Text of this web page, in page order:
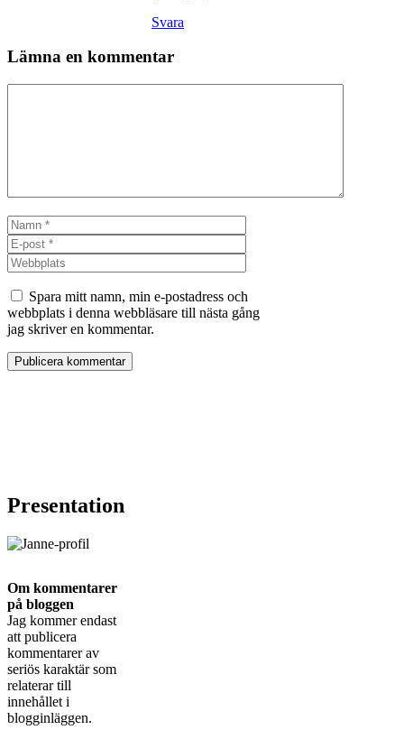
Svara
Lämna en kommentar
Namn
post
Spara mitt namn, min e-postadress och
webbplats i denna webbläsare till nästa gång
jag skriver en kommentar.
Presentation
Om kommentarer
på bloggen
Jag kommer endast
att publicera
kommentarer av
seriös karaktär som
relaterar till
innehållet i
blogginläggen.